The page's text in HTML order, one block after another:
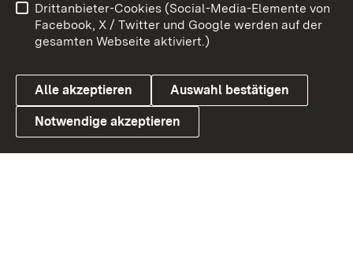
Link zum Landesportal
Barrierefreiheit
Datenschutz
Cookies
Drittanbieter-Cookies (Social-Media-Elemente von
Facebook, X / Twitter und Google werden auf der
gesamten Webseite aktiviert.)
Alle akzeptieren Auswahl bestätigen
Notwendige akzeptieren